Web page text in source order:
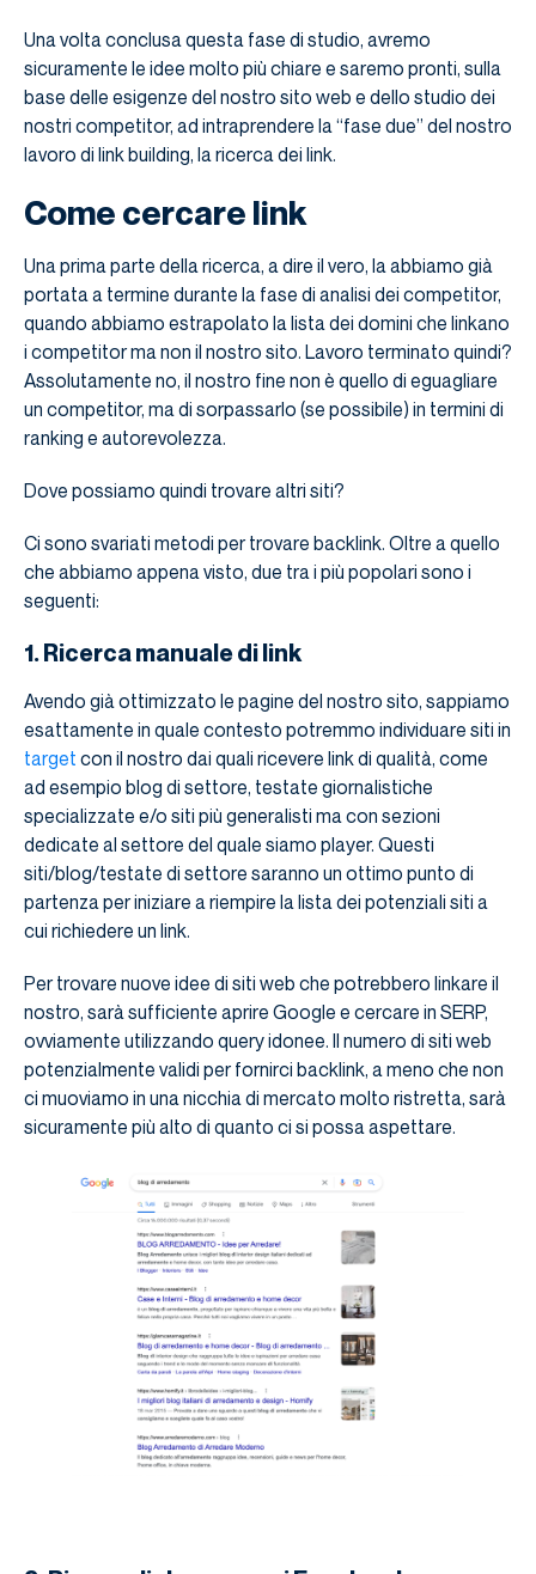
Una volta conclusa questa fase di studio, avremo
sicuramente le idee molto più chiare e saremo pronti, sulla
base delle esigenze del nostro sito web e dello studio dei
nostri competitor, ad intraprendere la “fase due” del nostro
lavoro di link building, la ricerca dei link.
Come cercare link
Una prima parte della ricerca, a dire il vero, la abbiamo già
portata a termine durante la fase di analisi dei competitor,
quando abbiamo estrapolato la lista dei domini che linkano
i competitor ma non il nostro sito. Lavoro terminato quindi?
Assolutamente no, il nostro fine non è quello di eguagliare
un competitor, ma di sorpassarlo (se possibile) in termini di
ranking e autorevolezza.
Dove possiamo quindi trovare altri siti?
Ci sono svariati metodi per trovare backlink. Oltre a quello
che abbiamo appena visto, due tra i più popolari sono i
seguenti:
1. Ricerca manuale di link
Avendo già ottimizzato le pagine del nostro sito, sappiamo
esattamente in quale contesto potremmo individuare siti in
target con il nostro dai quali ricevere link di qualità, come
ad esempio blog di settore, testate giornalistiche
specializzate e/o siti più generalisti ma con sezioni
dedicate al settore del quale siamo player. Questi
siti/blog/testate di settore saranno un ottimo punto di
partenza per iniziare a riempire la lista dei potenziali siti a
cui richiedere un link.
Per trovare nuove idee di siti web che potrebbero linkare il
nostro, sarà sufficiente aprire Google e cercare in SERP,
ovviamente utilizzando query idonee. Il numero di siti web
potenzialmente validi per fornirci backlink, a meno che non
ci muoviamo in una nicchia di mercato molto ristretta, sarà
sicuramente più alto di quanto ci si possa aspettare.